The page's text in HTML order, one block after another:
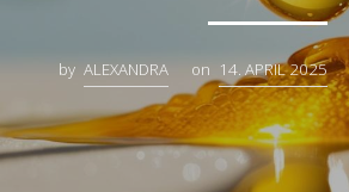
by ALEXANDRA on 14. APRIL 2025